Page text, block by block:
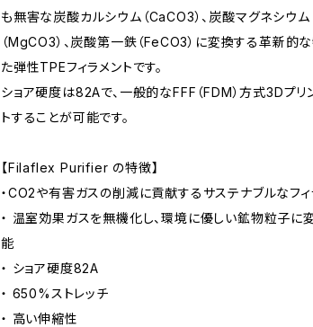
も無害な炭酸カルシウム（CaCO3）、炭酸マグネシウム
（MgCO3）、炭酸第一鉄（FeCO3）に変換する革新的
た弾性TPEフィラメントです。
ショア硬度は82Aで、一般的なFFF（FDM）方式3Dプリ
トすることが可能です。
【Filaflex Purifier の特徴】
・CO2や有害ガスの削減に貢献するサステナブルなフィ
・ 温室効果ガスを無機化し、環境に優しい鉱物粒子に
能
・ ショア硬度82A
・ 650%ストレッチ
・ 高い伸縮性